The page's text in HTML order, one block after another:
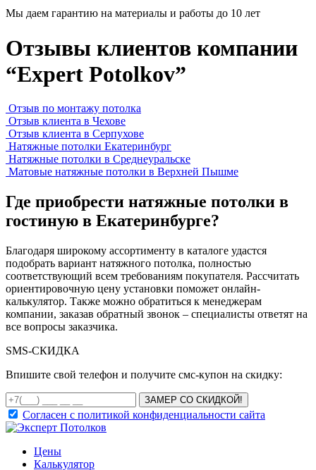
Мы даем гарантию на материалы и работы до 10 лет
Отзывы клиентов компании
“Expert Potolkov”
Отзыв по монтажу потолка
Отзыв клиента в Чехове
Отзыв клиента в Серпухове
Натяжные потолки Екатеринбург
Натяжные потолки в Среднеуральске
Матовые натяжные потолки в Верхней Пышме
Где приобрести натяжные потолки в
гостиную в Екатеринбурге?
Благодаря широкому ассортименту в каталоге удастся
подобрать вариант натяжного потолка, полностью
соответствующий всем требованиям покупателя. Рассчитать
ориентировочную цену установки поможет онлайн-
калькулятор. Также можно обратиться к менеджерам
компании, заказав обратный звонок – специалисты ответят на
все вопросы заказчика.
SMS-СКИДКА
Впишите свой телефон и получите смс-купон на скидку:
ЗАМЕР СО СКИДКОЙ!
Согласен с политикой конфиденциальности сайта
Цены
Калькулятор